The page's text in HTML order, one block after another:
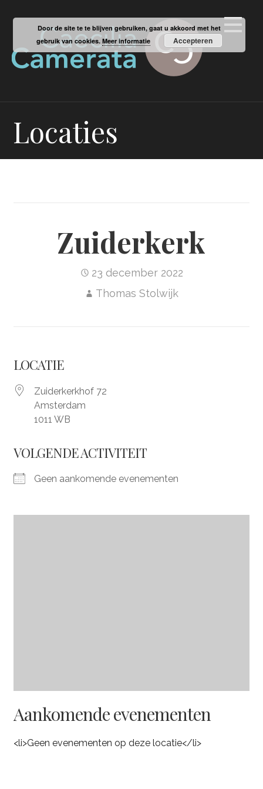
naar
inhoud
Locaties
Zuiderkerk
23 december 2022
Thomas Stolwijk
LOCATIE
Zuiderkerkhof 72
Amsterdam
1011 WB
VOLGENDE ACTIVITEIT
Geen aankomende evenementen
Aankomende evenementen
<li>Geen evenementen op deze locatie</li>
Door de site te te blijven gebruiken, gaat u akkoord met het
gebruik van cookies. Meer informatie Accepteren